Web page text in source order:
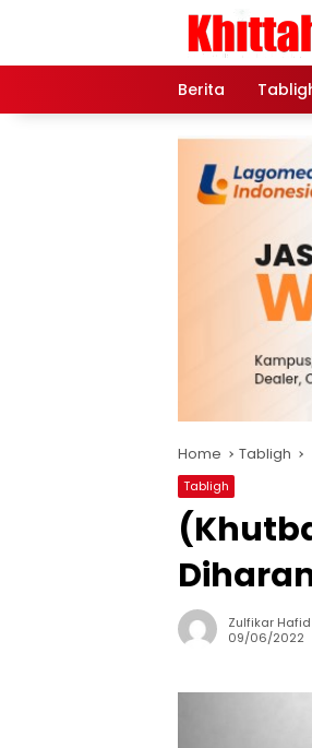
Berita
Home Tabligh
Tabligh
Zulfikar Hafid
09/06/2022